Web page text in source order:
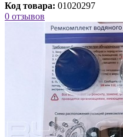
Код товара: 01020297
0 отзывов